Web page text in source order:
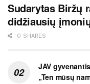
Sudarytas Biržų
didžiausių
0 SHARES
JAV
„Ten mūsų